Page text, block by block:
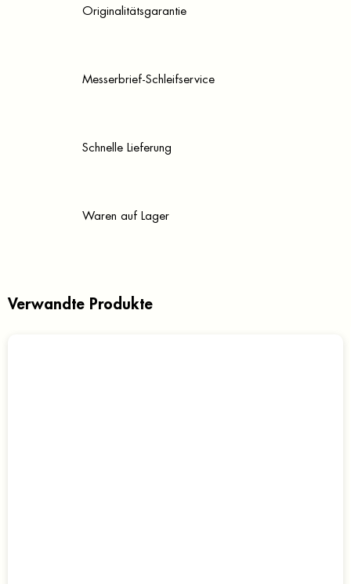
Originalitätsgarantie
Messerbrief-Schleifservice
Schnelle Lieferung
Waren auf Lager
Verwandte Produkte